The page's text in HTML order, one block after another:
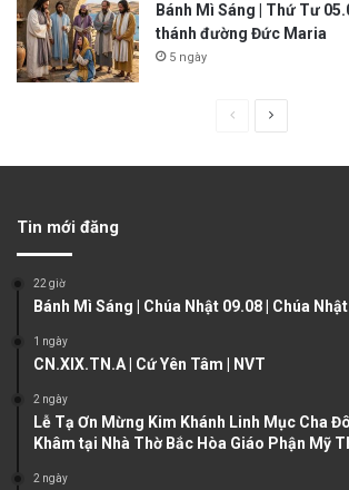
Bánh Mì Sáng | Thứ Tư
thánh đường Đức Maria
5 ngày
u
p
g
g
Tin mới đăng
22 giờ
Bánh Mì Sáng | Chúa Nhật 09.08 | Chúa
1 ngày
CN.XIX.TN.A | Cứ Yên Tâm | NVT
2 ngày
Lễ Tạ Ơn Mừng Kim Khánh Linh Mục Cha
Khâm tại Nhà Thờ Bắc Hòa Giáo Phận Mỹ
2 ngày